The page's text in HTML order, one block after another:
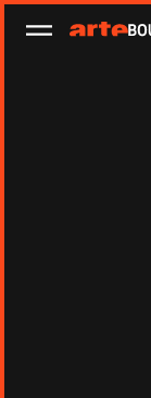
Ouvrir le menu